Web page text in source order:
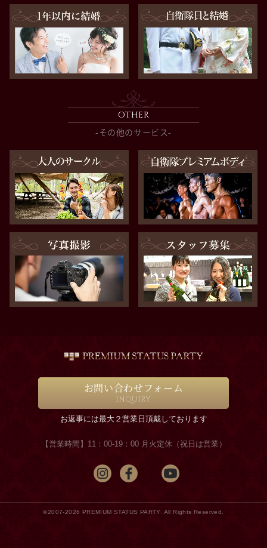
OTHER
-その他のサービス-
お問い合わせフォーム
INQUIRY
お返事には最大２営業日頂戴しております
【営業時間】11：00-19：00 月火定休（祝日は営業）
©2007-2026 PREMIUM STATUS PARTY. All Rights Reserved.